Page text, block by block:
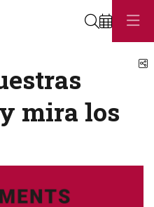
Buscar
mira los